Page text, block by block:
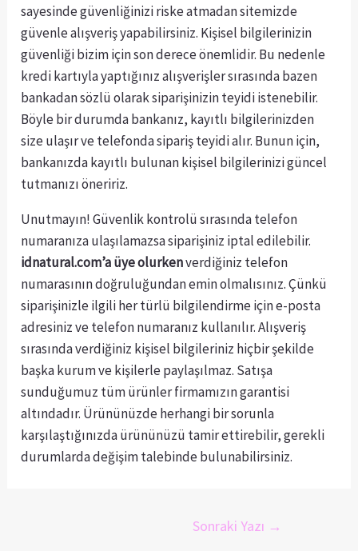
sayesinde güvenliğinizi riske atmadan sitemizde
güvenle alışveriş yapabilirsiniz. Kişisel bilgilerinizin
güvenliği bizim için son derece önemlidir. Bu nedenle
kredi kartıyla yaptığınız alışverişler sırasında bazen
bankadan sözlü olarak siparişinizin teyidi istenebilir.
Böyle bir durumda bankanız, kayıtlı bilgilerinizden
size ulaşır ve telefonda sipariş teyidi alır. Bunun için,
bankanızda kayıtlı bulunan kişisel bilgilerinizi güncel
tutmanızı öneririz.
Unutmayın! Güvenlik kontrolü sırasında telefon
numaranıza ulaşılamazsa siparişiniz iptal edilebilir.
idnatural.com’a üye olurkenverdiğiniz telefon
numarasının doğruluğundan emin olmalısınız. Çünkü
siparişinizle ilgili her türlü bilgilendirme için e-posta
adresiniz ve telefon numaranız kullanılır. Alışveriş
sırasında verdiğiniz kişisel bilgileriniz hiçbir şekilde
başka kurum ve kişilerle paylaşılmaz. Satışa
sunduğumuz tüm ürünler firmamızın garantisi
altındadır. Ürününüzde herhangi bir sorunla
karşılaştığınızda ürününüzü tamir ettirebilir, gerekli
durumlarda değişim talebinde bulunabilirsiniz.
Sonraki Yazı →